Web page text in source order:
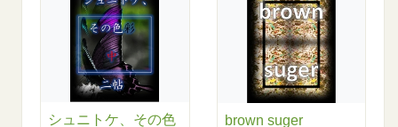
シュニトケ、その色
brown suger